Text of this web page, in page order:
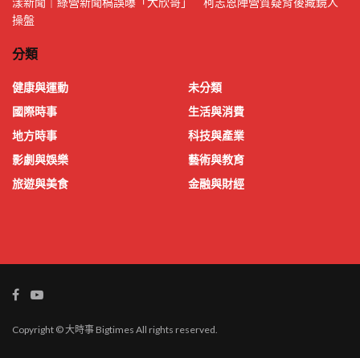
操盤
分類
健康與運動
國際時事
地方時事
影劇與娛樂
旅遊與美食
未分類
生活與消費
科技與產業
藝術與教育
金融與財經
Copyright © 大時事 Bigtimes All rights reserved.